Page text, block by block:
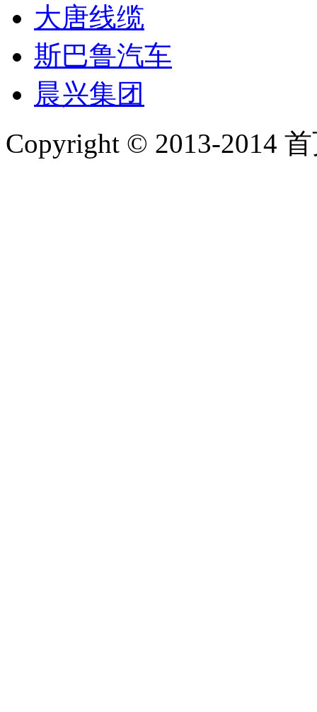
大唐线缆
斯巴鲁汽车
晨兴集团
Copyright © 2013-2014